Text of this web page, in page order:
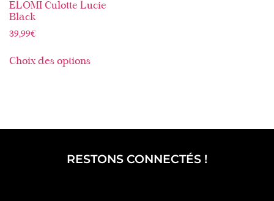
ELOMI Culotte Lucie
Black
39,99€
Choix des options
RESTONS CONNECTÉS !